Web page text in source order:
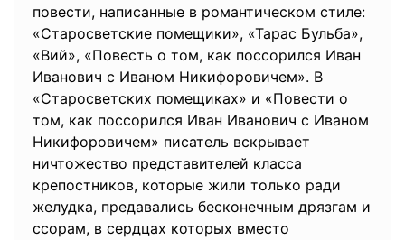
повести, написанные в романтическом стиле:
«Старосветские помещики», «Тарас Бульба»,
«Вий», «Повесть о том, как поссорился Иван
Иванович с Иваном Никифоровичем». В
«Старосветских помещиках» и «Повести о
том, как поссорился Иван Иванович с Иваном
Никифоровичем» писатель вскрывает
ничтожество представителей класса
крепостников, которые жили только ради
желудка, предавались бесконечным дрязгам и
ссорам, в сердцах которых вместо